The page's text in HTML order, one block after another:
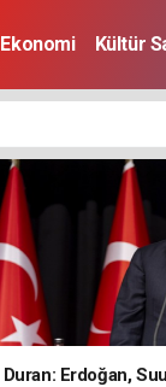
Ekonomi Kültür
Duran: Erdoğan,